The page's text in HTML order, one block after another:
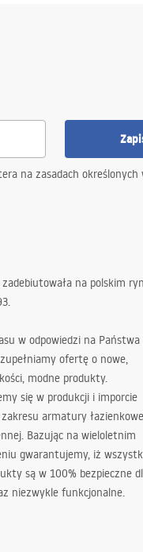
na zasadach określonych
zadebiutowała na polskim
w odpowiedzi na Państwa
ofertę o nowe,
modne produkty.
się w produkcji i imporcie
armatury
Bazując na wieloletnim
gwarantujemy, iż
są w 100% bezpieczne
niezwykle funkcjonalne.